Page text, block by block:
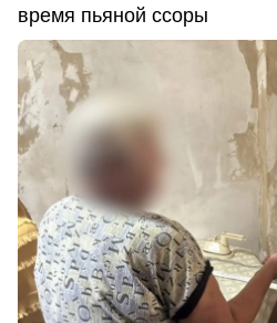
время пьяной ссоры